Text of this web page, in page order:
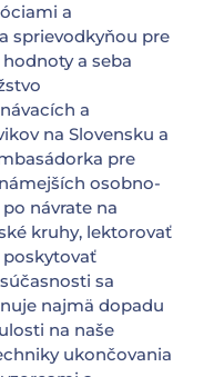
a
sprievodkyňou pre
a seba
a
na Slovensku a
pre
osobno-
návrate na
kruhy, lektorovať
sa
najmä dopadu
na naše
ukončovania